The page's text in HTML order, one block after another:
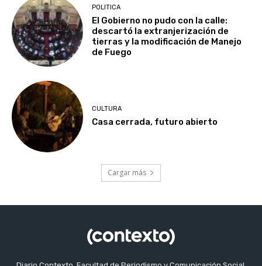
POLITICA
El Gobierno no pudo con la calle:
descartó la extranjerización de
tierras y la modificación de Manejo
de Fuego
CULTURA
Casa cerrada, futuro abierto
Cargar más